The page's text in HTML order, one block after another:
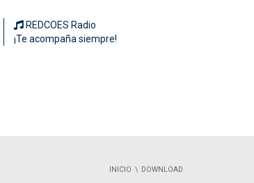
REDCOES Radio
¡Te acompaña siempre!
INICIO DOWNLOAD